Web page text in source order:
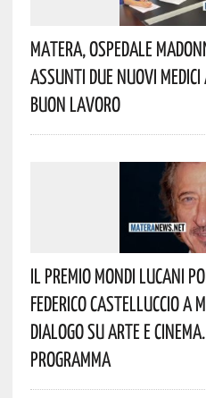
Matera, Ospedale
Assunti Due Nuovi
Buon Lavoro
Il Premio Mondi Lucani
Federico Castelluccio A
Dialogo Su Arte E
Programma